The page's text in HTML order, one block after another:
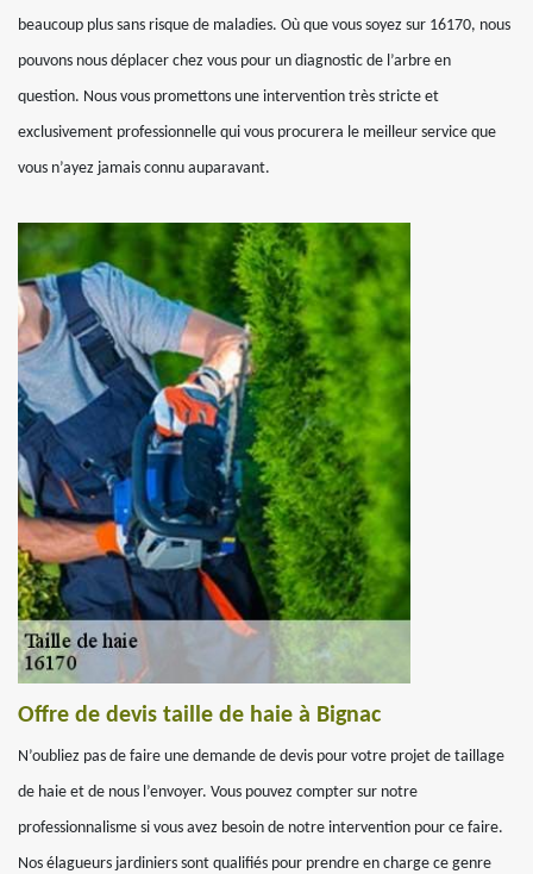
beaucoup plus sans risque de maladies. Où que vous soyez sur 16170, nous
pouvons nous déplacer chez vous pour un diagnostic de l’arbre en
question. Nous vous promettons une intervention très stricte et
exclusivement professionnelle qui vous procurera le meilleur service que
vous n’ayez jamais connu auparavant.
Offre de devis taille de haie à Bignac
N’oubliez pas de faire une demande de devis pour votre projet de taillage
de haie et de nous l’envoyer. Vous pouvez compter sur notre
professionnalisme si vous avez besoin de notre intervention pour ce faire.
Nos élagueurs jardiniers sont qualifiés pour prendre en charge ce genre